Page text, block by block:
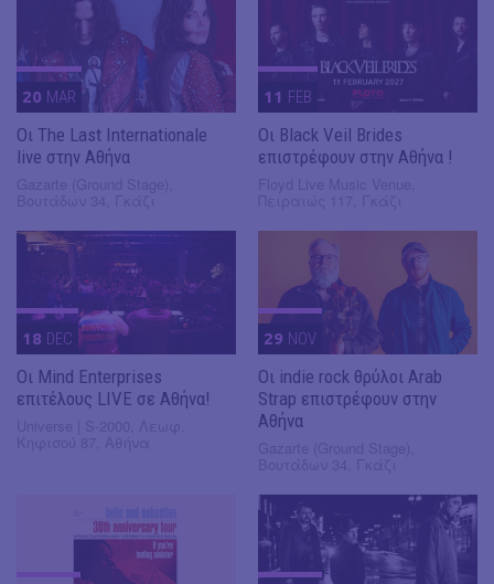
20 MAR
Οι The Last Internationale
live στην Αθήνα
11 FEB
Οι Black Veil Brides
επιστρέφουν στην Αθήνα !
18 DEC
Οι Mind Enterprises
επιτέλους LIVE σε Αθήνα!
29 NOV
Οι indie rock θρύλοι Arab
Strap επιστρέφουν στην
Αθήνα